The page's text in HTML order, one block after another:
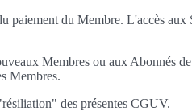
paiement du Membre. L'accès
Membres ou aux Abonnés
Membres.
des présentes CGUV.